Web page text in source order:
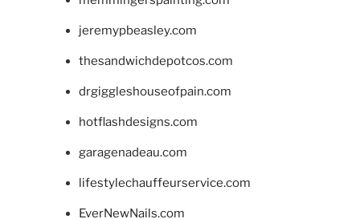
jeremypbeasley.com
thesandwichdepotcos.com
drgiggleshouseofpain.com
hotflashdesigns.com
garagenadeau.com
lifestylechauffeurservice.com
EverNewNails.com